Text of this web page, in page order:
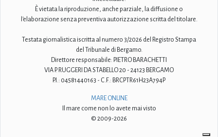
È vietata la riproduzione, anche parziale, la diffusione o
l'elaborazione senza preventiva autorizzazione scritta del titolare.
Testata giornalistica iscritta al numero 3/2026 del Registro Stampa
del Tribunale di Bergamo.
Direttore responsabile: PIETRO BARACHETTI
VIA P. RUGGERI DA STABELLO 20 - 24123 BERGAMO
P.I.: 04581440163 - C.F.: BRCPTR61H23A794P
MARE ONLINE
Il mare come non lo avete mai visto
© 2009-2026